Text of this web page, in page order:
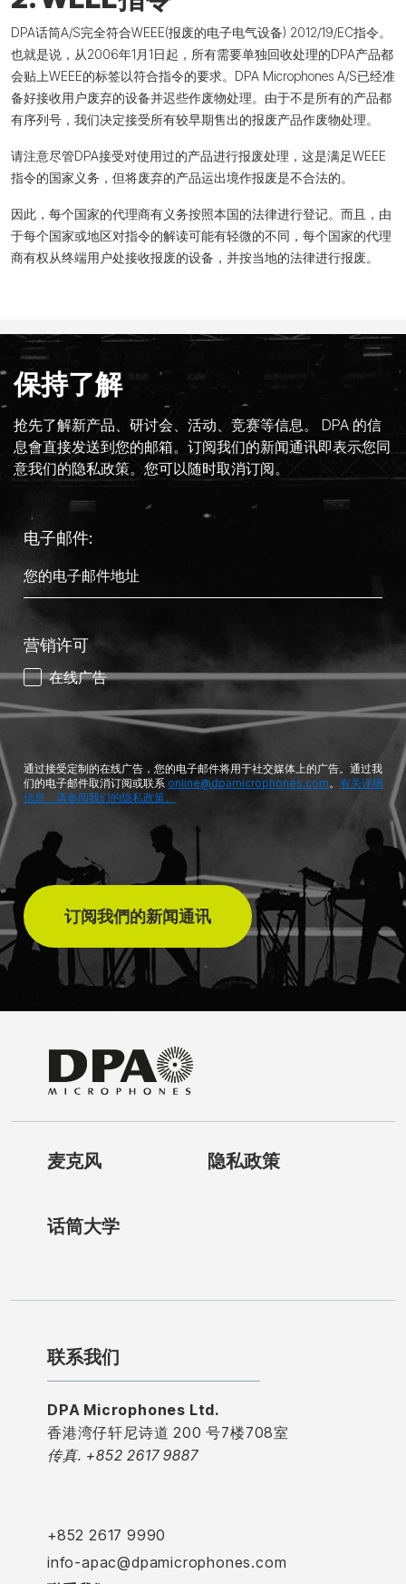
DPA话筒A/S完全符合WEEE(报废的电子电气设备) 2012/19/EC指令。
也就是说，从2006年1月1日起，所有需要单独回收处理的DPA产品都
会贴上WEEE的标签以符合指令的要求。DPA Microphones A/S已经准
备好接收用户废弃的设备并迟些作废物处理。由于不是所有的产品都
有序列号，我们决定接受所有较早期售出的报废产品作废物处理。
请注意尽管DPA接受对使用过的产品进行报废处理，这是满足WEEE
指令的国家义务，但将废弃的产品运出境作报废是不合法的。
因此，每个国家的代理商有义务按照本国的法律进行登记。而且，由
于每个国家或地区对指令的解读可能有轻微的不同，每个国家的代理
商有权从终端用户处接收报废的设备，并按当地的法律进行报废。
保持了解
抢先了解新产品、研讨会、活动、竞赛等信息。 DPA 的信
息會直接发送到您的邮箱。订阅我们的新闻通讯即表示您同
意我们的隐私政策。您可以随时取消订阅。
电子邮件:
营销许可
在线广告
通过接受定制的在线广告，您的电子邮件将用于社交媒体上的广告。通过我
们的电子邮件取消订阅或联系 online@dpamicrophones.com。 有关详细
信息，请参阅我们的隐私政策。
订阅我們的新闻通讯
麦克风 隐私政策
话筒大学
联系我们
DPA Microphones Ltd.
香港湾仔轩尼诗道 200 号7楼708室
传真. +852 2617 9887
+852 2617 9990
info-apac@dpamicrophones.com